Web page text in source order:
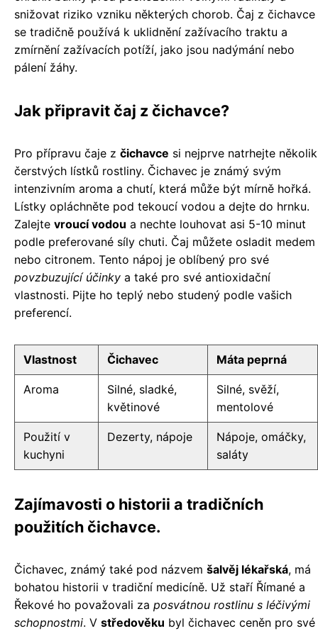
snižovat riziko vzniku některých chorob. Čaj z čichavce
se tradičně používá k uklidnění zažívacího traktu a
zmírnění zažívacích potíží, jako jsou nadýmání nebo
pálení žáhy.
Jak připravit čaj z čichavce?
Pro přípravu čaje z čichavce si nejprve natrhejte několik
čerstvých lístků rostliny. Čichavec je známý svým
intenzivním aroma a chutí, která může být mírně hořká.
Lístky opláchněte pod tekoucí vodou a dejte do hrnku.
Zalejte vroucí vodou a nechte louhovat asi 5-10 minut
podle preferované síly chuti. Čaj můžete osladit medem
nebo citronem. Tento nápoj je oblíbený pro své
povzbuzující účinky a také pro své antioxidační
vlastnosti. Pijte ho teplý nebo studený podle vašich
preferencí.
Vlastnost Čichavec Máta peprná
Aroma
Silné, sladké,
květinové
Silné, svěží,
mentolové
Použití v
kuchyni
Dezerty, nápoje
Nápoje, omáčky,
saláty
Zajímavosti o historii a tradičních
použitích čichavce.
Čichavec, známý také pod názvem šalvěj lékařská, má
bohatou historii v tradiční medicíně. Už staří Římané a
Řekové ho považovali za posvátnou rostlinu s léčivými
schopnostmi. V středověku byl čichavec ceněn pro své